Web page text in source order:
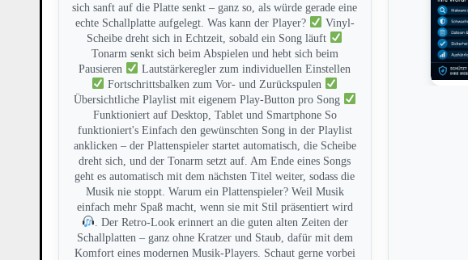
sich sanft auf die Platte senkt – ganz so, als würde gerade eine
echte Schallplatte aufgelegt. Was kann der Player?
Vinyl-
Scheibe dreht sich in Echtzeit, sobald ein Song läuft
Tonarm senkt sich beim Abspielen und hebt sich beim
Pausieren
Lautstärkeregler zum individuellen Einstellen
Fortschrittsbalken zum Vor- und Zurückspulen
Übersichtliche Playlist mit eigenem Play-Button pro Song
Funktioniert auf Desktop, Tablet und Smartphone So
funktioniert's Einfach den gewünschten Song in der Playlist
anklicken – der Plattenspieler startet automatisch, die Scheibe
dreht sich, und der Tonarm setzt auf. Am Ende eines Songs
geht es automatisch mit dem nächsten Titel weiter, sodass die
Musik nie stoppt. Warum ein Plattenspieler? Weil Musik
einfach mehr Spaß macht, wenn sie mit Stil präsentiert wird
. Der Retro-Look erinnert an die guten alten Zeiten der
Schallplatten – ganz ohne Kratzer und Staub, dafür mit dem
Komfort eines modernen Musik-Players. Schaut gerne vorbei